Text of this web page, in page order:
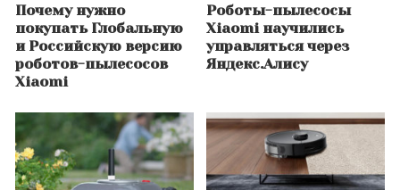
Почему нужно
покупать Глобальную
и Российскую версию
роботов-пылесосов
Xiaomi
Роботы-пылесосы
Xiaomi научились
управляться через
Яндекс.Алису